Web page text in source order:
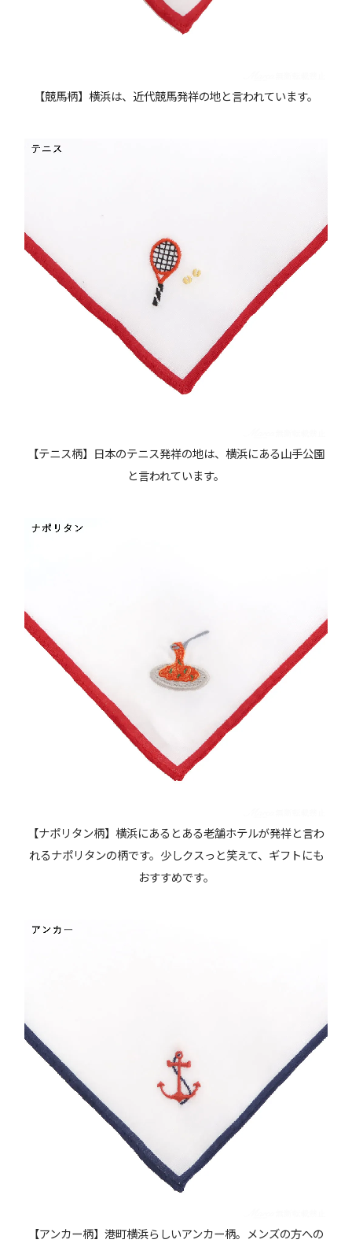
【競馬柄】横浜は、近代競馬発祥の地と言われています。
【テニス柄】日本のテニス発祥の地は、横浜にある山手公園
と言われています。
【ナポリタン柄】横浜にあるとある老舗ホテルが発祥と言わ
れるナポリタンの柄です。少しクスっと笑えて、ギフトにも
おすすめです。
【アンカー柄】港町横浜らしいアンカー柄。メンズの方への